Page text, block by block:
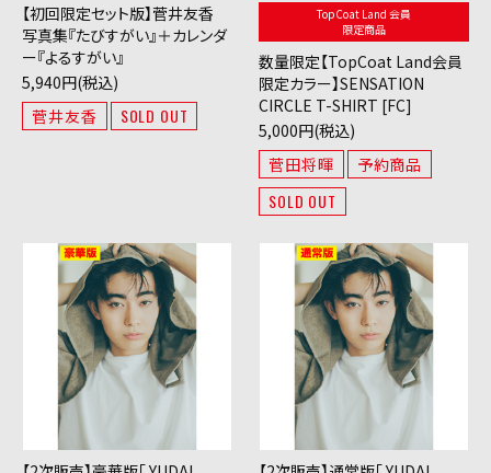
【初回限定セット版】菅井友香
写真集『たびすがい』＋カレンダ
ー『よるすがい』
5,940円(税込)
菅井友香 SOLD OUT
TopCoat Land 会員
限定商品
数量限定【TopCoat Land会員
限定カラー】SENSATION
CIRCLE T-SHIRT [FC]
5,000円(税込)
菅田将暉
予約商品
SOLD OUT